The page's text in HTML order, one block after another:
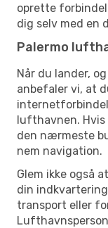
oprette
dig selv med en
Palermo
Når du lander,
anbefaler vi, at
lufthavnen.
den nærmeste
nem navigation.
Glem ikke også
din
transport eller